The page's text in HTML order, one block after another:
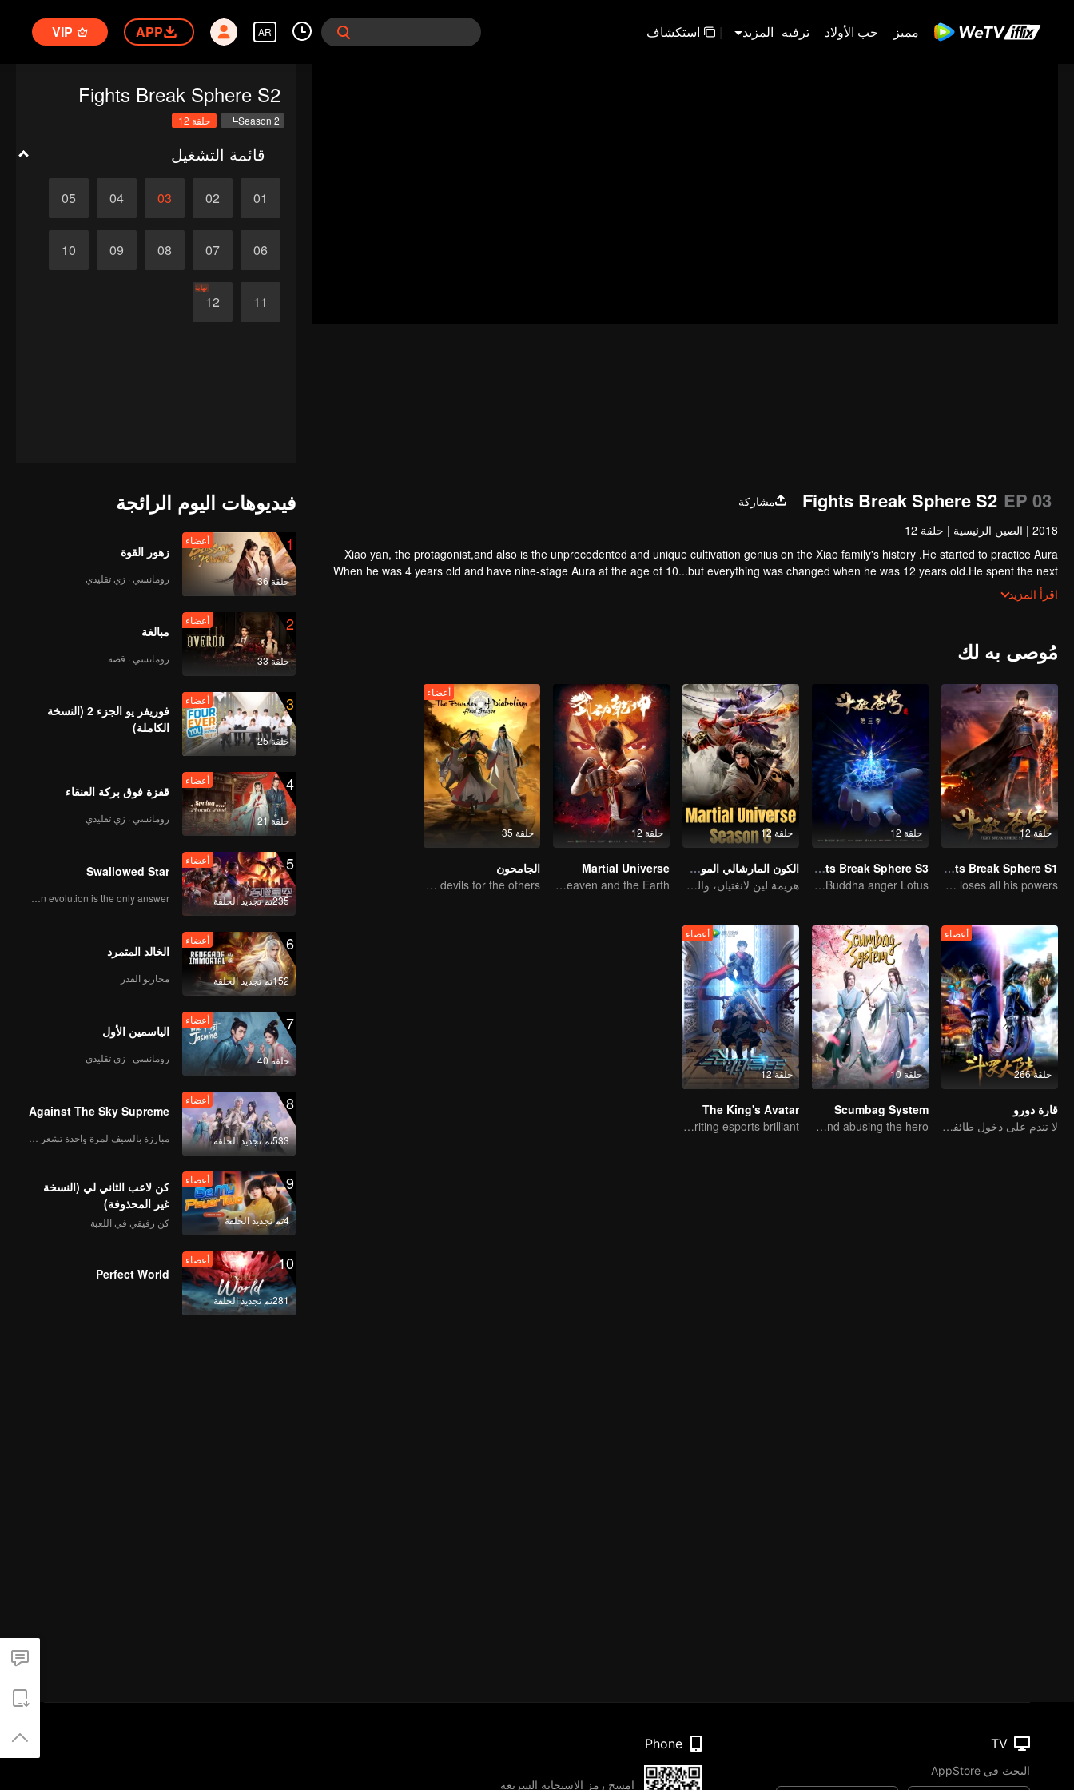
مميز حب الأولاد ترفيه المزيد | استكشاف AR
APP
VIP
Fights Break Sphere S2
Season 2 حلقة 12
قائمة التشغيل
01
02
03
04
05
06
07
08
09
10
11
12
نهاية
Fights Break Sphere S2 EP 03
مشاركة
2018
| الصين الرئيسية | حلقة 12
Xiao yan, the protagonist,and also is the unprecedented and unique cultivation genius on the Xiao family's history .He started to practice Aura
When he was 4 years old and have nine-stage Aura at the age of 10...but everything was changed when he was 12 years old.He spent the next
three miserable years.When a ghost emerged from the ring on his finger and a brand new door opened in front of him!
اقرأ المزيد
مُوصى به لك
حلقة 12
Fights Break Sphere S1
A genius child who suddenly loses all his powers
حلقة 12
Fights Break Sphere S3
Magic fire have surrendered! Xiao Yan mastered the fighting skill——Buddha anger Lotus!
حلقة 12
الكون المارشالي الموسم السادس
هزيمة لين لانغتيان، والصعود إلى القمة.
حلقة 12
Martial Universe
Wu Zhiji, Breaking the Sky, Moving the Heaven and the Earth
حلقة 35
أعضاء
الجامحون
The youth from clan of cultivators killed the devils for the others
حلقة 266
أعضاء
قارة دورو
لا تندم على دخول طائفة تانغ في هذه الحياة
حلقة 10
Scumbag System
An ordinary youth crossing as a villain into the book and abusing the hero!
حلقة 12
أعضاء
The King's Avatar
Ten years of blood writing esports brilliant
فيديوهات اليوم الرائجة
1
حلقة 36
أعضاء
زهور القوة
رومانسي · زي تقليدي
2
حلقة 33
أعضاء
مبالغة
رومانسي · قصة
3
حلقة 25
أعضاء
فوريفر يو الجزء 2 (النسخة
الكاملة)
4
حلقة 21
أعضاء
قفزة فوق بركة العنقاء
رومانسي · زي تقليدي
5
235تم تجديد الحلقة
أعضاء
Swallowed Star
Human evolution is the only answer.
6
152تم تجديد الحلقة
أعضاء
الخالد المتمرد
محاربو القدر
7
حلقة 40
أعضاء
الياسمين الأول
رومانسي · زي تقليدي
8
533تم تجديد الحلقة
أعضاء
Against The Sky Supreme
9
4تم تجديد الحلقة
أعضاء
كن لاعب الثاني لي (النسخة
غير المحذوفة)
كن رفيقي في اللعبة
10
281تم تجديد الحلقة
أعضاء
Perfect World
TV
البحث في AppStore
Phone
امسح رمز الاستجابة السريعة